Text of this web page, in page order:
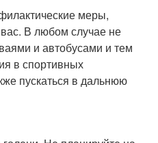
меры,
В любом случае не
и автобусами и тем
в спортивных
пускаться в дальнюю